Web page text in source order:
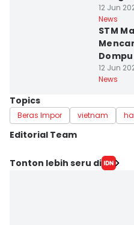
12 Jun
News
STM
Dompu
12 Jun
News
Topics
Beras Impor vietnam
Editorial Team
Editor
Tonton lebih seru di